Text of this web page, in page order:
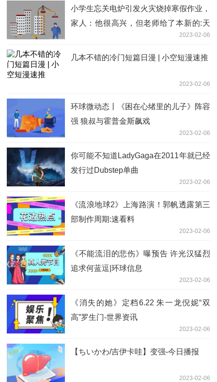
小学生忘关电炉引发火灾烧掉寒假作业，
家人：他很高兴，但老师给了本新的:天
2023-02-06
几本不错的冷门短篇日漫 | 小空短漫速推
2023-02-06
环球微动态丨《困在心绪里的儿子》阵容
强 狼叔与霍普金斯飙戏
2023-02-06
你可能不知道LadyGaga在2011年就已经
发行过Dubstep单曲
2023-02-06
《流浪地球2》上海路演！郭帆透露第三
部制作周期:速看料
2023-02-06
《不能流泪的悲伤》曝预告 许光汉猛烈
追求何蓝逗|环球信息
2023-02-06
《消失的她》定档6.22 朱一龙倪妮“双
高”罗生门-世界资讯
2023-02-06
【ちいかわ/吉伊卡哇】变强-今日播报
2023-02-06